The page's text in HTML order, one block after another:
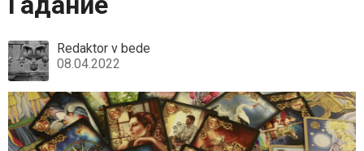
Redaktor v bede
08.04.2022